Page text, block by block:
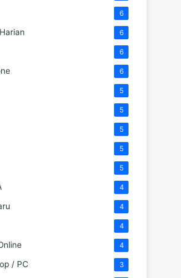
6
6
6
6
5
5
5
5
5
4
4
4
4
/ PC 3